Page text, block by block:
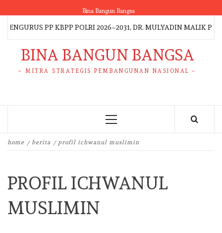
to
content
Bina Bangun Bangsa
PP KBPP POLRI 2026–2031, DR. MULYADIN MALIK
BINA BANGUN BANGSA
– MITRA STRATEGIS PEMBANGUNAN NASIONAL –
Primary
home berita profil ichwanul muslimin
PROFIL ICHWANUL
MUSLIMIN